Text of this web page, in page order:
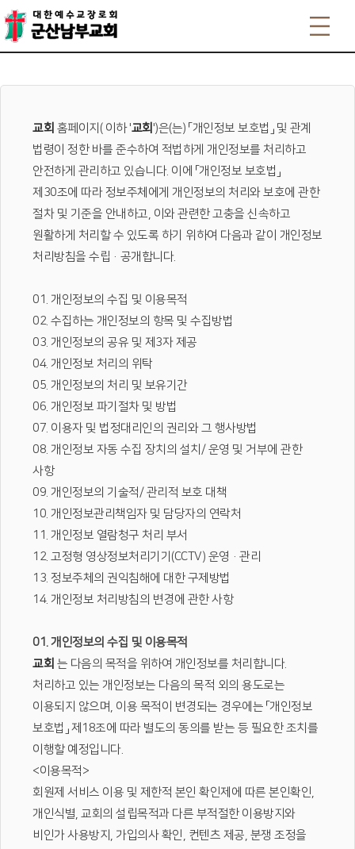
개인정보 처리방침
교회 홈페이지(이하 '교회 ')은(는) 「개인정보 보호법」 및 관계
법령이 정한 바를 준수하여 적법하게 개인정보를 처리하고
안전하게 관리하고 있습니다. 이에 「개인정보 보호법」
제30조에 따라 정보주체에게 개인정보의 처리와 보호에 관한
절차 및 기준을 안내하고, 이와 관련한 고충을 신속하고
원활하게 처리할 수 있도록 하기 위하여 다음과 같이 개인정보
처리방침을 수립·공개합니다.
01. 개인정보의 수집 및 이용목적
02. 수집하는 개인정보의 항목 및 수집방법
03. 개인정보의 공유 및 제3자 제공
04. 개인정보 처리의 위탁
05. 개인정보의 처리 및 보유기간
06. 개인정보 파기절차 및 방법
07. 이용자 및 법정대리인의 권리와 그 행사방법
08. 개인정보 자동 수집 장치의 설치/ 운영 및 거부에 관한
사항
09. 개인정보의 기술적/ 관리적 보호 대책
10. 개인정보관리책임자 및 담당자의 연락처
11. 개인정보 열람청구 처리 부서
12. 고정형 영상정보처리기기(CCTV) 운영·관리
13. 정보주체의 권익침해에 대한 구제방법
14. 개인정보 처리방침의 변경에 관한 사항
01. 개인정보의 수집 및 이용목적
교회 는 다음의 목적을 위하여 개인정보를 처리합니다.
처리하고 있는 개인정보는 다음의 목적 외의 용도로는
이용되지 않으며, 이용 목적이 변경되는 경우에는 「개인정보
보호법」 제18조에 따라 별도의 동의를 받는 등 필요한 조치를
이행할 예정입니다.
<이용목적>
회원제 서비스 이용 및 제한적 본인 확인제에 따른 본인확인,
개인식별, 교회의 설립목적과 다른 부적절한 이용방지와
비인가 사용방지, 가입의사 확인, 컨텐츠 제공, 분쟁 조정을